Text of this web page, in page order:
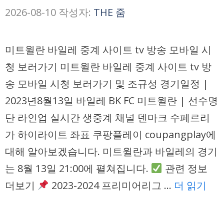
2026-08-10 작성자: THE 줌
미트윌란 바일레 중계 사이트 tv 방송 모바일 시
청 보러가기 미트윌란 바일레 중계 사이트 tv 방
송 모바일 시청 보러가기 및 조규성 경기일정 |
2023년8월13일 바일레 BK FC 미트윌란 | 선수명
단 라인업 실시간 생중계 채널 덴마크 수페르리
가 하이라이트 좌표 쿠팡플레이 coupangplay에
대해 알아보겠습니다. 미트윌란과 바일레의 경기
는 8월 13일 21:00에 펼쳐집니다.
관련 정보
더보기
2023-2024 프리미어리그 … 더 읽기